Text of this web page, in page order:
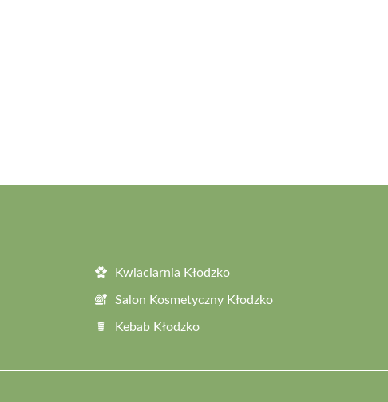
Kwiaciarnia Kłodzko
Salon Kosmetyczny Kłodzko
Kebab Kłodzko